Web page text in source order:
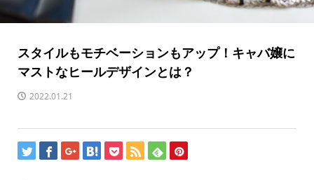
スタイルもモチベーションもアップ！キャバ嬢に
マストなヒールデザインとは？
2022.01.21